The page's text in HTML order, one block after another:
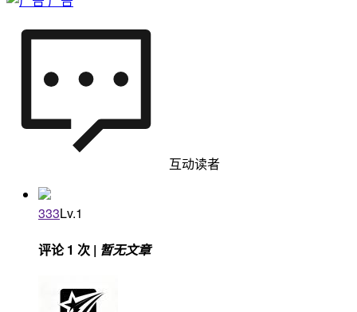
互动读者
333Lv.1
评论 1 次 | 暂无文章